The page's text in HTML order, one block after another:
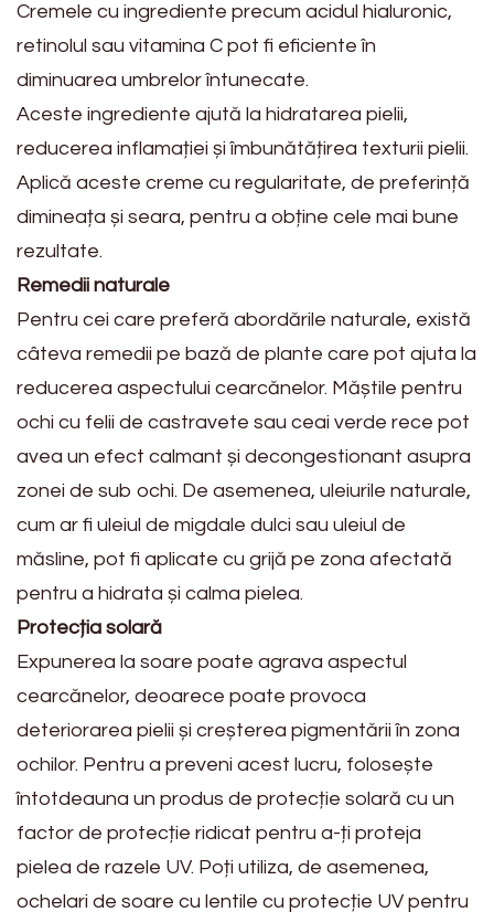
Cremele cu ingrediente precum acidul hialuronic,
retinolul sau vitamina C pot fi eficiente în
diminuarea umbrelor întunecate.
Aceste ingrediente ajută la hidratarea pielii,
reducerea inflamației și îmbunătățirea texturii pielii.
Aplică aceste creme cu regularitate, de preferință
dimineața și seara, pentru a obține cele mai bune
rezultate.
Remedii naturale
Pentru cei care preferă abordările naturale, există
câteva remedii pe bază de plante care pot ajuta la
reducerea aspectului cearcănelor. Măștile pentru
ochi cu felii de castravete sau ceai verde rece pot
avea un efect calmant și decongestionant asupra
zonei de sub ochi. De asemenea, uleiurile naturale,
cum ar fi uleiul de migdale dulci sau uleiul de
măsline, pot fi aplicate cu grijă pe zona afectată
pentru a hidrata și calma pielea.
Protecția solară
Expunerea la soare poate agrava aspectul
cearcănelor, deoarece poate provoca
deteriorarea pielii și creșterea pigmentării în zona
ochilor. Pentru a preveni acest lucru, folosește
întotdeauna un produs de protecție solară cu un
factor de protecție ridicat pentru a-ți proteja
pielea de razele UV. Poți utiliza, de asemenea,
ochelari de soare cu lentile cu protecție UV pentru